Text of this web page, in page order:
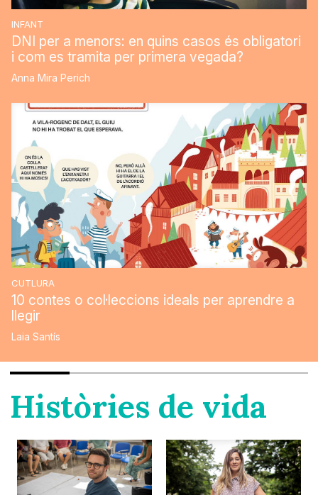
INFANT
DNI per a menors: en quins casos és obligatori
i com es tramita per primera vegada?
Anna Mira Perich
CUTLURA
10 contes o col·leccions ideals per aprendre a
llegir
Laia Santís
Històries de vida